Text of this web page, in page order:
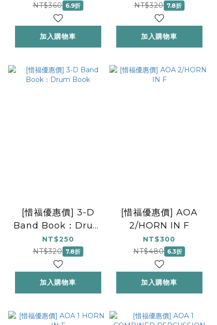
Book
NT$360 6.9折
加入購物車
NT$320 7.8折
加入購物車
[惜福優惠價] 3-D
Band Book：Drum
Book
NT$250
NT$320 7.8折
加入購物車
[惜福優惠價] AOA
2/HORN IN F
NT$300
NT$480 6.3折
加入購物車